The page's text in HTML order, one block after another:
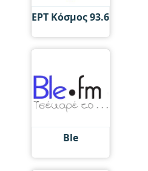
ΕΡΤ Κόσμος 93.6
Ble